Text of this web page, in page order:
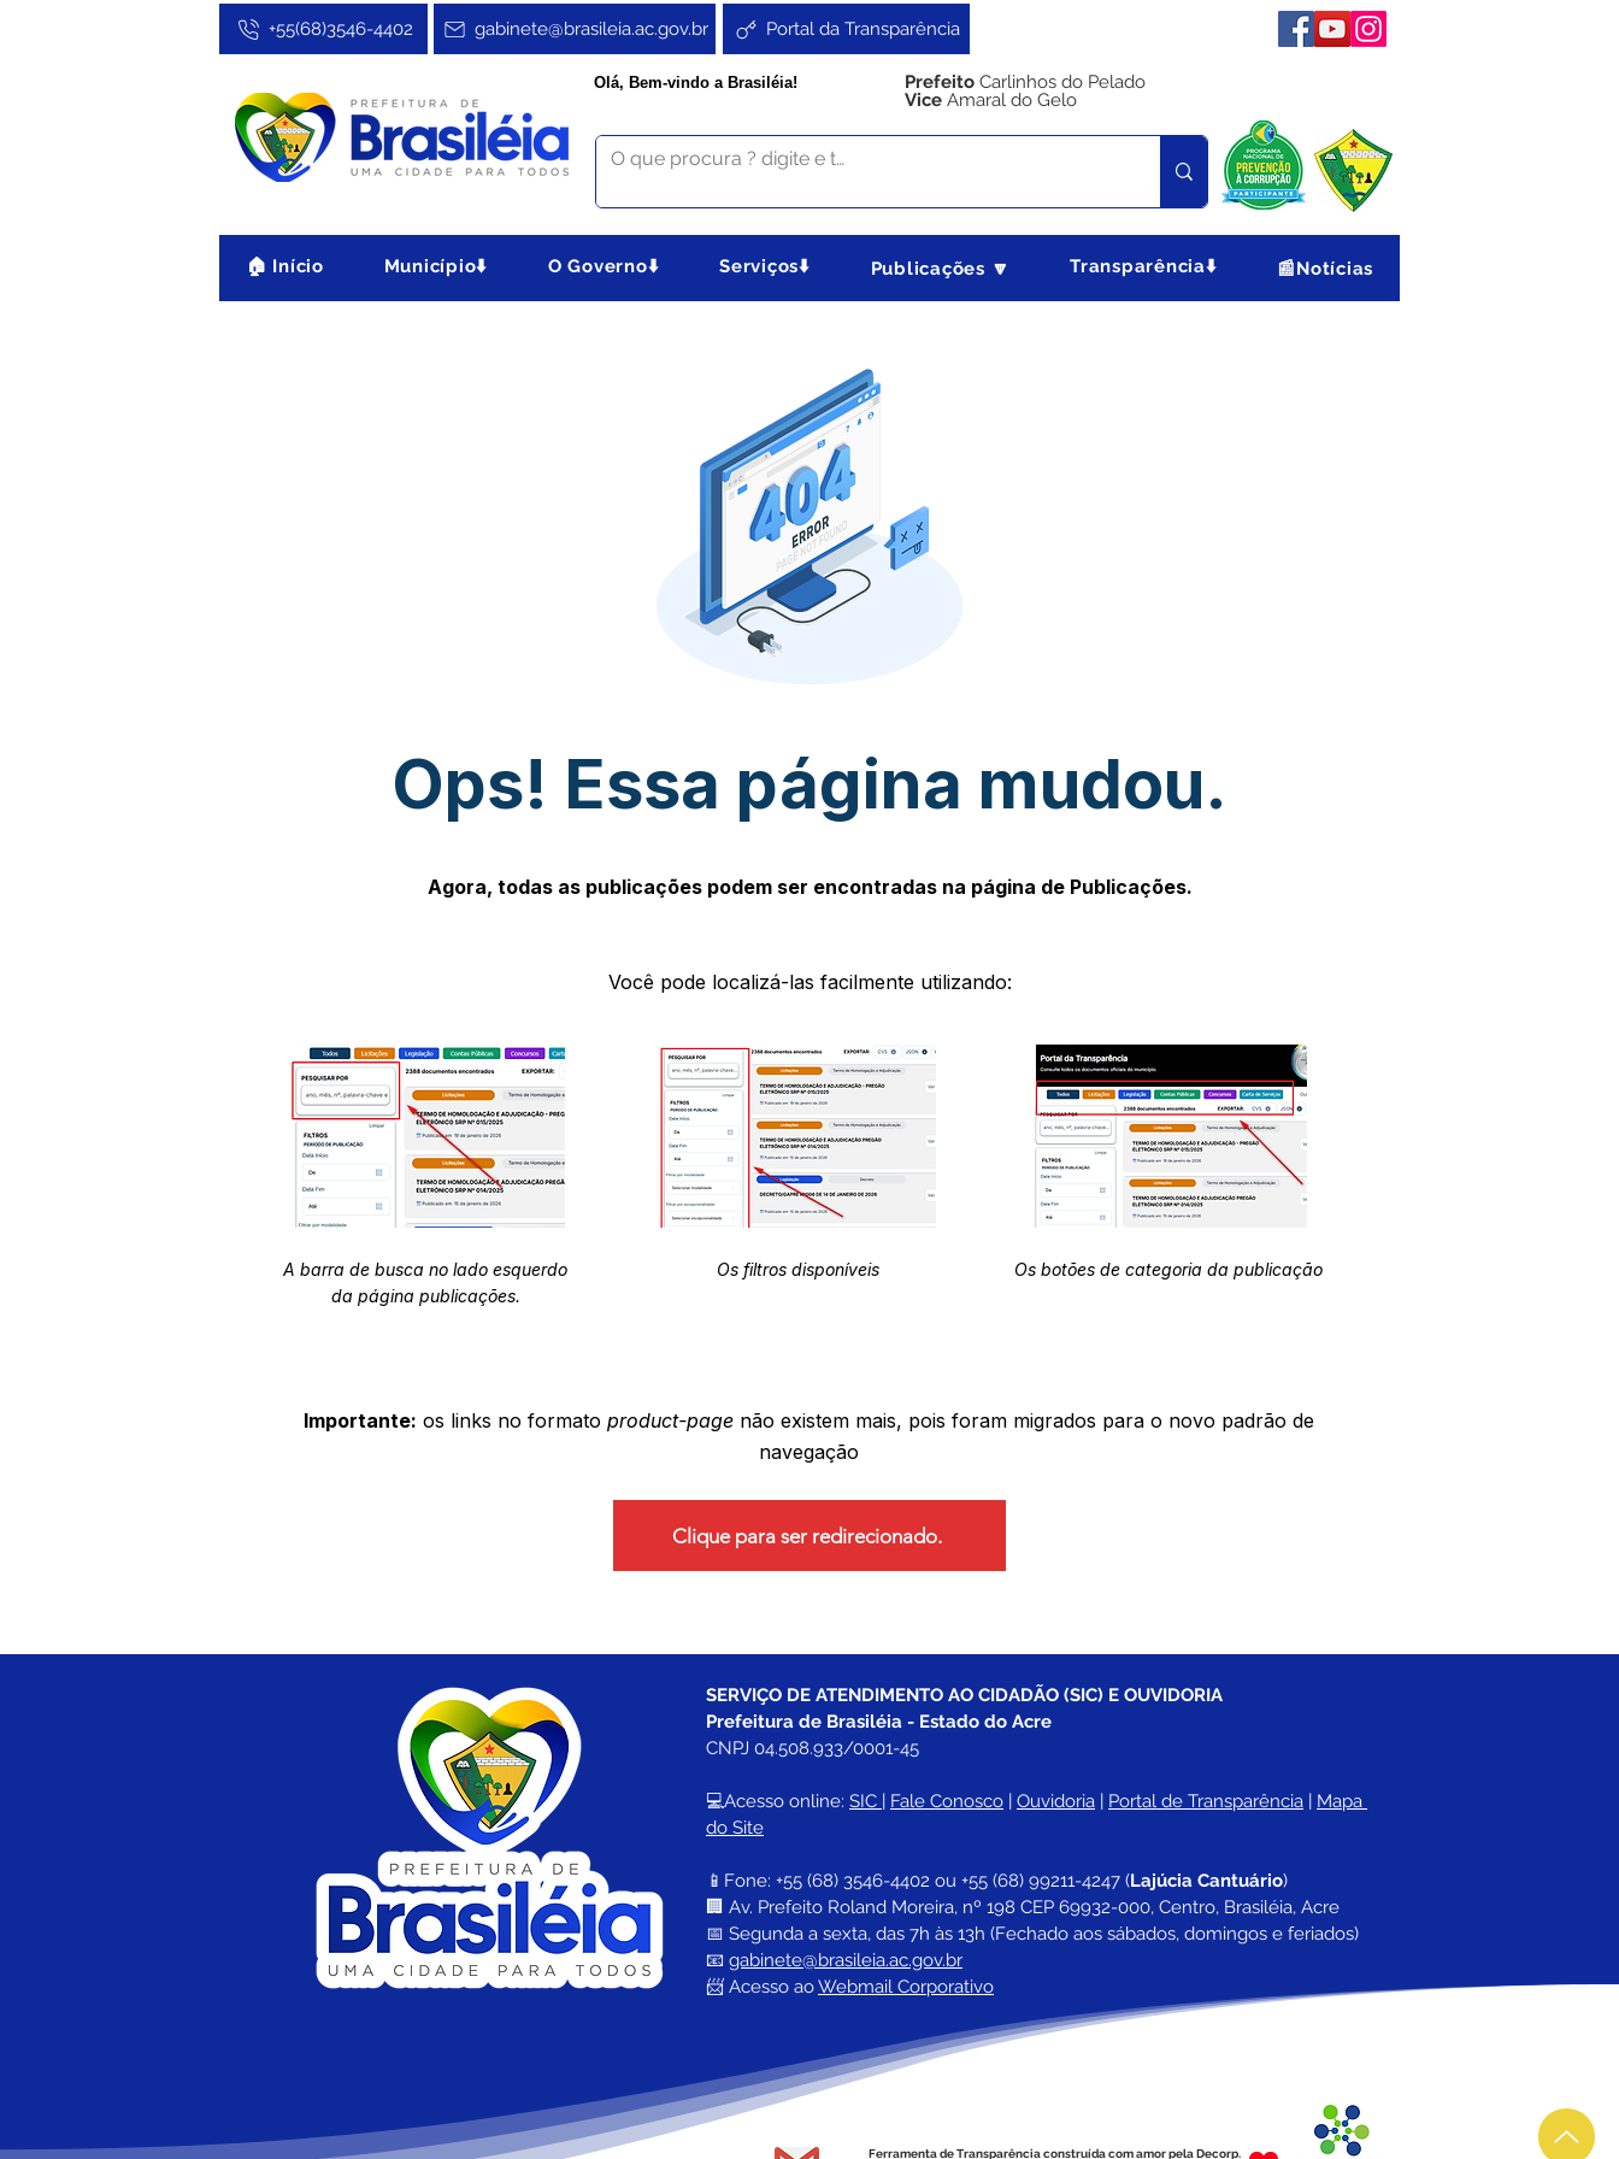
Portal da Transparência
gabinete@brasileia.ac.gov.br
+55(68)3546-4402
Olá, Bem-vindo a Brasiléia! Prefeito Carlinhos do Pelado
Vice Amaral do Gelo
🏠 Início Município⬇️ O Governo⬇️ Serviços⬇️ Publicações 🔽 Transparência⬇️ 📰Notícias
Ops! Essa página mudou.
Agora, todas as publicações podem ser encontradas na página de Publicações.
Você pode localizá-las facilmente utilizando:
A barra de busca no lado esquerdo
da página publicações.
Os filtros disponíveis Os botões de categoria da publicação
Importante: os links no formato product-page não existem mais, pois foram migrados para o novo padrão de
navegação
Clique para ser redirecionado.
SERVIÇO DE ATENDIMENTO AO CIDADÃO (SIC) E OUVIDORIA
Prefeitura de Brasiléia - Estado do Acre
CNPJ 04.508.933/0001-45
💻Acesso online: SIC | Fale Conosco | Ouvidoria | Portal de Transparência | Mapa
do Site
📱Fone: +55 (68) 3546-4402 ou +55 (68) 99211-4247 (Lajúcia Cantuário)
🏢 Av. Prefeito Roland Moreira, nº 198 CEP 69932-000, Centro, Brasiléia, Acre
📅 Segunda a sexta, das 7h às 13h (Fechado aos sábados, domingos e feriados)
📧 gabinete@brasileia.ac.gov.br
📨 Acesso ao Webmail Corporativo
Ferramenta de Transparência construída com amor pela Decorp.